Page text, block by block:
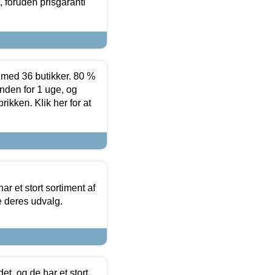
36 butikker. 80 %
for 1 uge, og
Klik her for at
et stort sortiment af
deres udvalg.
og de har et stort